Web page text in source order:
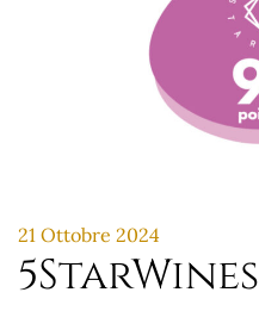
21 Ottobre 2024
5StarWines